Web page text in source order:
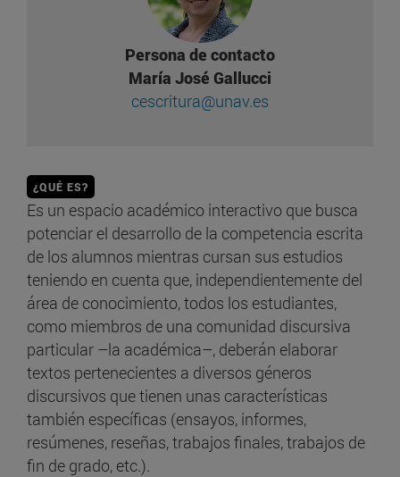
Persona de contacto
María José Gallucci
cescritura@unav.es
¿QUÉ ES?
Es un espacio académico interactivo que busca
potenciar el desarrollo de la competencia escrita
de los alumnos mientras cursan sus estudios
teniendo en cuenta que, independientemente del
área de conocimiento, todos los estudiantes,
como miembros de una comunidad discursiva
particular –la académica–, deberán elaborar
textos pertenecientes a diversos géneros
discursivos que tienen unas características
también específicas (ensayos, informes,
resúmenes, reseñas, trabajos finales, trabajos de
fin de grado, etc.).